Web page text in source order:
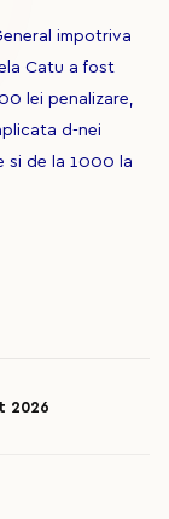
impotriva
Catu a fost
lei penalizare,
d-nei
si de la 1000 la
2026